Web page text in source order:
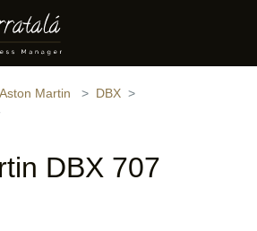
Aston Martin
DBX
DBX 707